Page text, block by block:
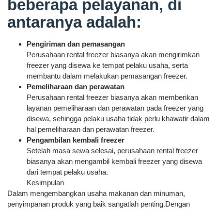
beberapa pelayanan, di
antaranya adalah:
Pengiriman dan pemasangan
Perusahaan rental freezer biasanya akan mengirimkan
freezer yang disewa ke tempat pelaku usaha, serta
membantu dalam melakukan pemasangan freezer.
Pemeliharaan dan perawatan
Perusahaan rental freezer biasanya akan memberikan
layanan pemeliharaan dan perawatan pada freezer yang
disewa, sehingga pelaku usaha tidak perlu khawatir dalam
hal pemeliharaan dan perawatan freezer.
Pengambilan kembali freezer
Setelah masa sewa selesai, perusahaan rental freezer
biasanya akan mengambil kembali freezer yang disewa
dari tempat pelaku usaha.
Kesimpulan
Dalam mengembangkan usaha makanan dan minuman,
penyimpanan produk yang baik sangatlah penting.Dengan